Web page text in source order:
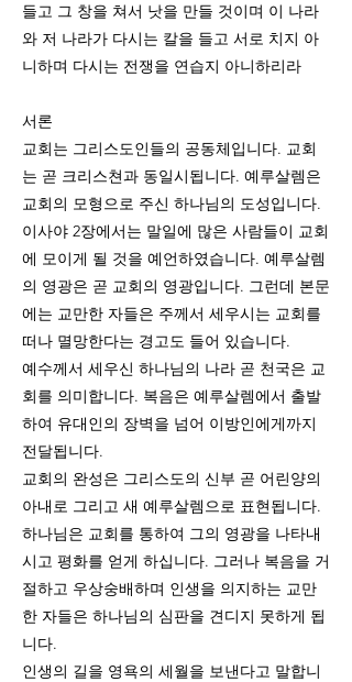
들고 그 창을 쳐서 낫을 만들 것이며 이 나라
와 저 나라가 다시는 칼을 들고 서로 치지 아
니하며 다시는 전쟁을 연습지 아니하리라
서론
교회는 그리스도인들의 공동체입니다. 교회
는 곧 크리스쳔과 동일시됩니다. 예루살렘은
교회의 모형으로 주신 하나님의 도성입니다.
이사야 2장에서는 말일에 많은 사람들이 교회
에 모이게 될 것을 예언하였습니다. 예루살렘
의 영광은 곧 교회의 영광입니다. 그런데 본문
에는 교만한 자들은 주께서 세우시는 교회를
떠나 멸망한다는 경고도 들어 있습니다.
예수께서 세우신 하나님의 나라 곧 천국은 교
회를 의미합니다. 복음은 예루살렘에서 출발
하여 유대인의 장벽을 넘어 이방인에게까지
전달됩니다.
교회의 완성은 그리스도의 신부 곧 어린양의
아내로 그리고 새 예루살렘으로 표현됩니다.
하나님은 교회를 통하여 그의 영광을 나타내
시고 평화를 얻게 하십니다. 그러나 복음을 거
절하고 우상숭배하며 인생을 의지하는 교만
한 자들은 하나님의 심판을 견디지 못하게 됩
니다.
인생의 길을 영욕의 세월을 보낸다고 말합니